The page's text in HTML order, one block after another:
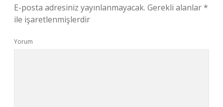
E-posta adresiniz yayınlanmayacak. Gerekli alanlar*
ile işaretlenmişlerdir
Yorum